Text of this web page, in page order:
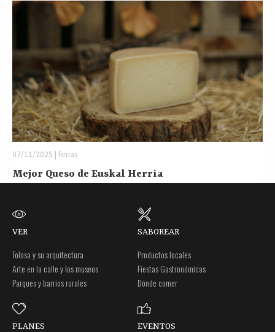
07/11/2025 | ferias
Mejor Queso de Euskal Herria
VER
Tolosa y su arquitectura
Arte en la calle y los museos
Parques y barrios rurales
SABOREAR
Productos locales
Fiestas Gastronómicas
Dónde comer
PLANES EVENTOS